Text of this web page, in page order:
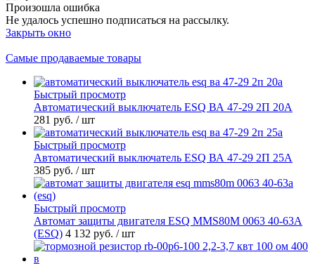
Произошла ошибка
Не удалось успешно подписаться на рассылку.
Закрыть окно
Самые продаваемые товары
Быстрый просмотр
Автоматический выключатель ESQ ВА 47-29 2П 20А
281 руб. / шт
Быстрый просмотр
Автоматический выключатель ESQ ВА 47-29 2П 25А
385 руб. / шт
Быстрый просмотр
Автомат защиты двигателя ESQ MMS80M 0063 40-63А
(ESQ) 4 132 руб. / шт